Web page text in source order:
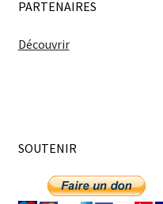
PARTENAIRES
Découvrir
SOUTENIR